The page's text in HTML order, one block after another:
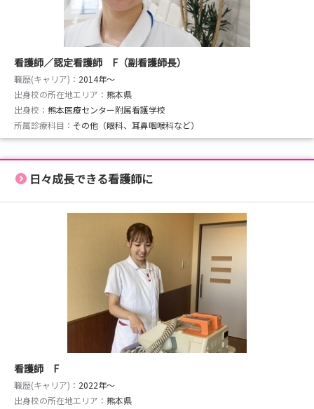
看護師／認定看護師 F（副看護師長）
職歴(キャリア)： 2014年〜
出身校の所在地エリア： 熊本県
出身校： 熊本医療センター附属看護学校
所属診療科目： その他（眼科、耳鼻咽喉科など）
日々成長できる看護師に
看護師 F
職歴(キャリア)： 2022年〜
出身校の所在地エリア： 熊本県